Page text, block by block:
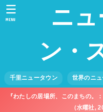
ニ
ン・
千里ニュータウン 世界のニ
MENU
『わたしの居場所、このまちの。
（水曜社,